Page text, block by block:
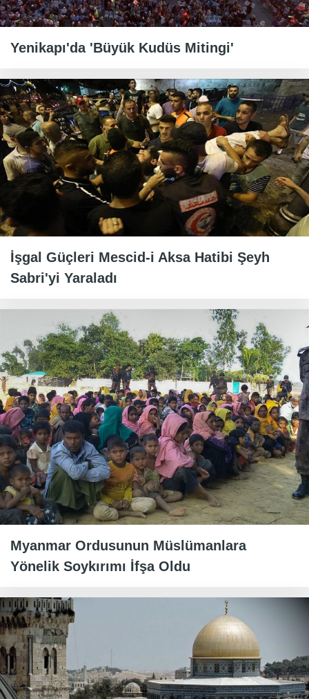
Yenikapı'da 'Büyük Kudüs Mitingi'
İşgal Güçleri Mescid-i Aksa Hatibi Şeyh
Sabri'yi Yaraladı
Myanmar Ordusunun Müslümanlara
Yönelik Soykırımı İfşa Oldu